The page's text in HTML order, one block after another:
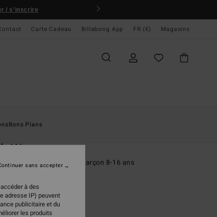
/ s'inscrire
Carte Cadeau Billabong App FR (€) Magasins
Bons Plans
Wave
à manches courtes Noir Garçon 8-16 ans
€
à des
adresse IP) peuvent
publicitaire et du
les produits
sans accepter